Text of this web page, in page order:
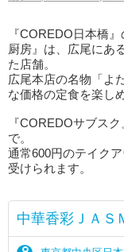
『COREDO日本橋
厨房』は、広尾にあ
た店舗。
広尾本店の名物「よ
な価格の定食を楽し
『COREDOサブス
で。
通常600円のテイク
受けられます。
中華香彩ＪＡＳ